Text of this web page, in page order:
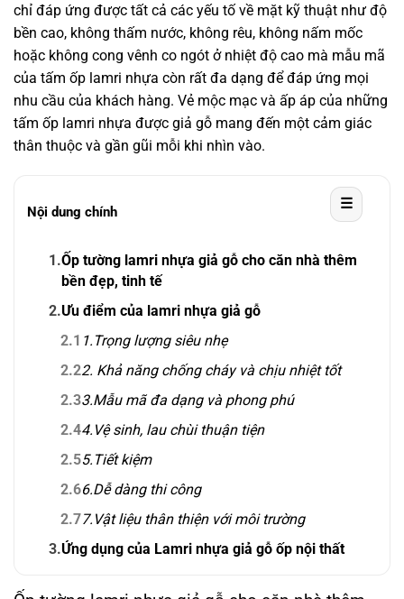
chỉ đáp ứng được tất cả các yếu tố về mặt kỹ thuật như độ
bền cao, không thấm nước, không rêu, không nấm mốc
hoặc không cong vênh co ngót ở nhiệt độ cao mà mẫu mã
của tấm ốp lamri nhựa còn rất đa dạng để đáp ứng mọi
nhu cầu của khách hàng. Vẻ mộc mạc và ấp áp của những
tấm ốp lamri nhựa được giả gỗ mang đến một cảm giác
thân thuộc và gần gũi mỗi khi nhìn vào.
Nội dung chính ☰
1.Ốp tường lamri nhựa giả gỗ cho căn nhà thêm
bền đẹp, tinh tế
2.Ưu điểm của lamri nhựa giả gỗ
2.1 1.Trọng lượng siêu nhẹ
2.22. Khả năng chống cháy và chịu nhiệt tốt
2.33.Mẫu mã đa dạng và phong phú
2.44.Vệ sinh, lau chùi thuận tiện
2.55.Tiết kiệm
2.66.Dễ dàng thi công
2.77.Vật liệu thân thiện với môi trường
3.Ứng dụng của Lamri nhựa giả gỗ ốp nội thất